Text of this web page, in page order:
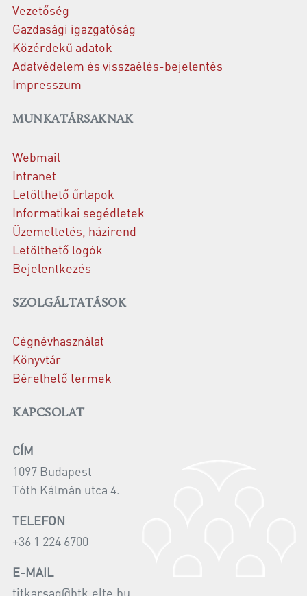
Vezetőség
Gazdasági igazgatóság
Közérdekű adatok
Adatvédelem és visszaélés-bejelentés
Impresszum
MUNKATÁRSAKNAK
Webmail
Intranet
Letölthető űrlapok
Informatikai segédletek
Üzemeltetés, házirend
Letölthető logók
Bejelentkezés
SZOLGÁLTATÁSOK
Cégnévhasználat
Könyvtár
Bérelhető termek
KAPCSOLAT
CÍM
1097 Budapest
Tóth Kálmán utca 4.
TELEFON
+36 1 224 6700
E-MAIL
titkarsag@htk.elte.hu